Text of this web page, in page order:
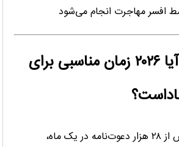
افسر مهاجرت انجام می‌شود
🎯 جمع‌بندی: آیا ۲۰۲۶ زمان مناسبی برای
با توجه به صدور بیش از ۲۸ هزار دعوت‌نامه در یک ماه،